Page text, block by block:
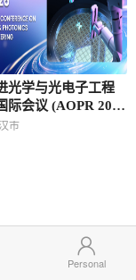
光学与光电子工程
际会议 (AOPR 202
市
更多
Personal